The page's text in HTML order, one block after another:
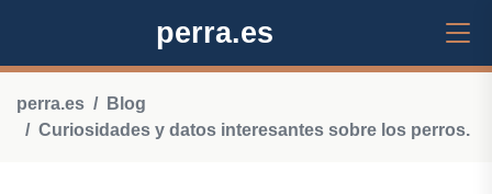
perra.es
perra.es
Blog
Curiosidades y datos interesantes sobre los perros.